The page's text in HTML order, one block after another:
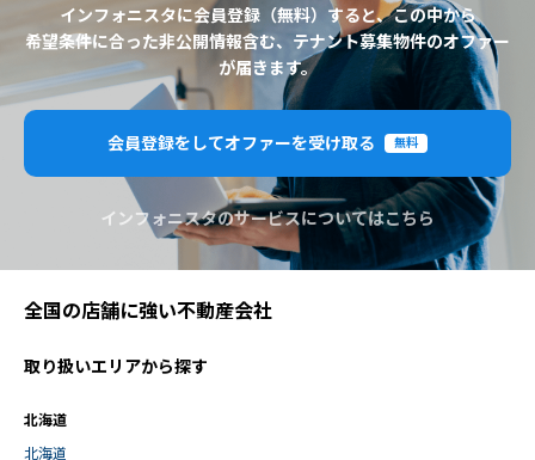
インフォニスタに会員登録（無料）すると、この中から
希望条件に合った非公開情報含む、テナント募集物件のオファー
が届きます。
会員登録をしてオファーを受け取る 無料
インフォニスタのサービスについてはこちら
全国の店舗に強い不動産会社
取り扱いエリアから探す
北海道
北海道